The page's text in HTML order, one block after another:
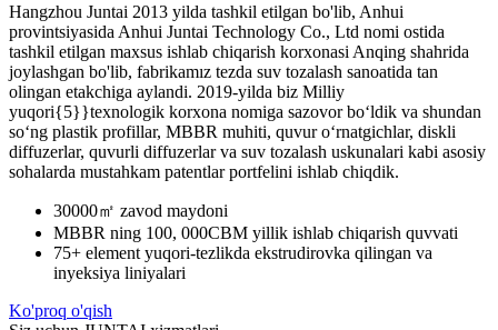
Hangzhou Juntai 2013 yilda tashkil etilgan bo'lib, Anhui
provintsiyasida Anhui Juntai Technology Co., Ltd nomi ostida
tashkil etilgan maxsus ishlab chiqarish korxonasi Anqing shahrida
joylashgan bo'lib, fabrikamız tezda suv tozalash sanoatida tan
olingan etakchiga aylandi. 2019-yilda biz Milliy
yuqori{5}}texnologik korxona nomiga sazovor bo‘ldik va shundan
so‘ng plastik profillar, MBBR muhiti, quvur o‘rnatgichlar, diskli
diffuzerlar, quvurli diffuzerlar va suv tozalash uskunalari kabi asosiy
sohalarda mustahkam patentlar portfelini ishlab chiqdik.
30000㎡ zavod maydoni
MBBR ning 100, 000CBM yillik ishlab chiqarish quvvati
75+ element yuqori-tezlikda ekstrudirovka qilingan va
inyeksiya liniyalari
Ko'proq o'qish